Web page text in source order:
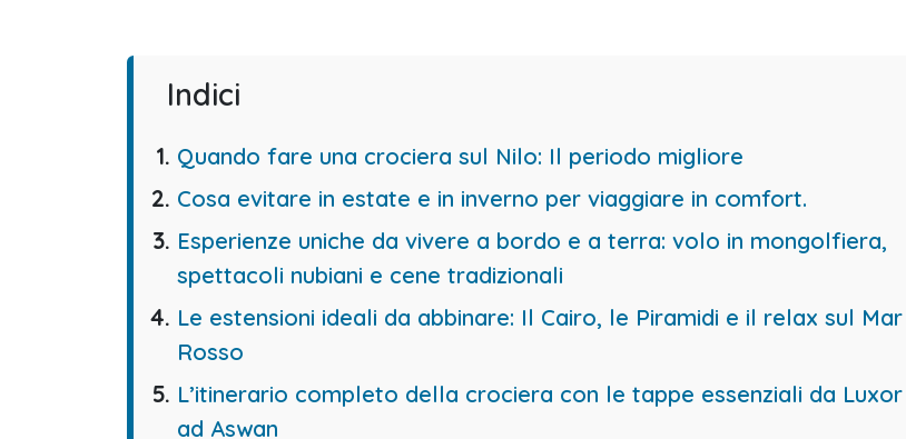
Indici
Quando fare una crociera sul Nilo: Il periodo migliore
Cosa evitare in estate e in inverno per viaggiare in comfort.
Esperienze uniche da vivere a bordo e a terra: volo in mongolfiera,
spettacoli nubiani e cene tradizionali
Le estensioni ideali da abbinare: Il Cairo, le Piramidi e il relax sul Mar
Rosso
L’itinerario completo della crociera con le tappe essenziali da Luxor
ad Aswan